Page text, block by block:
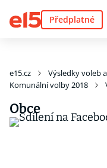
Předplatné
e15.cz Výsledky voleb
Komunální volby 2018
Obce